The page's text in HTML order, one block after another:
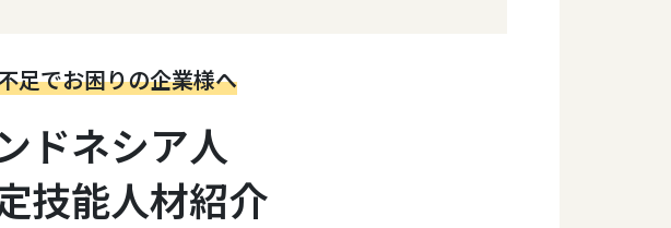
足でお困りの企業様へ
ドネシア人
技能人材紹介